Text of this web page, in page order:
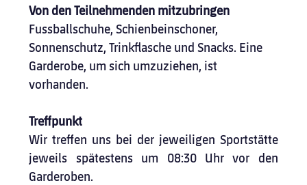
Von den Teilnehmenden mitzubringen
Fussballschuhe, Schienbeinschoner,
Sonnenschutz, Trinkflasche und Snacks. Eine
Garderobe, um sich umzuziehen, ist
vorhanden.
Treffpunkt
Wir treffen uns bei der jeweiligen Sportstätte
jeweils spätestens um 08:30 Uhr vor den
Garderoben.